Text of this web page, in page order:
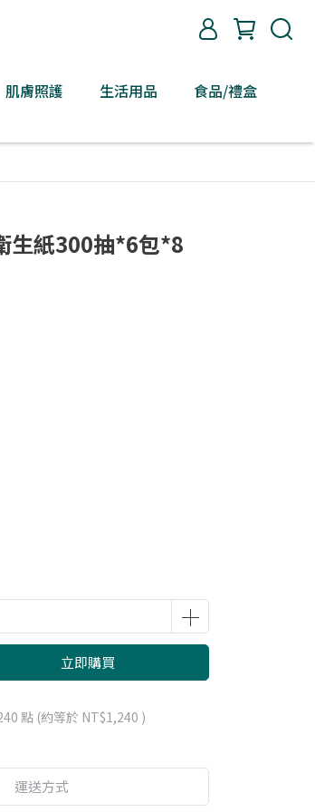
肌膚照護 生活用品
食品/禮盒
生紙300抽*6包*8
立即購買
點 (約等於 NT$1,240 )
運送方式